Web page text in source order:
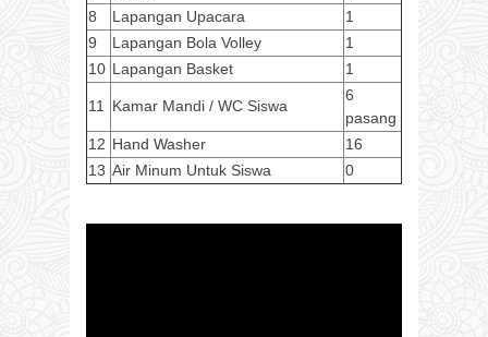
8
Lapangan Upacara
1
9
Lapangan Bola Volley
1
10 Lapangan Basket 1
11 Kamar Mandi / WC Siswa
6
pasang
12 Hand Washer
16
13 Air Minum Untuk Siswa 0